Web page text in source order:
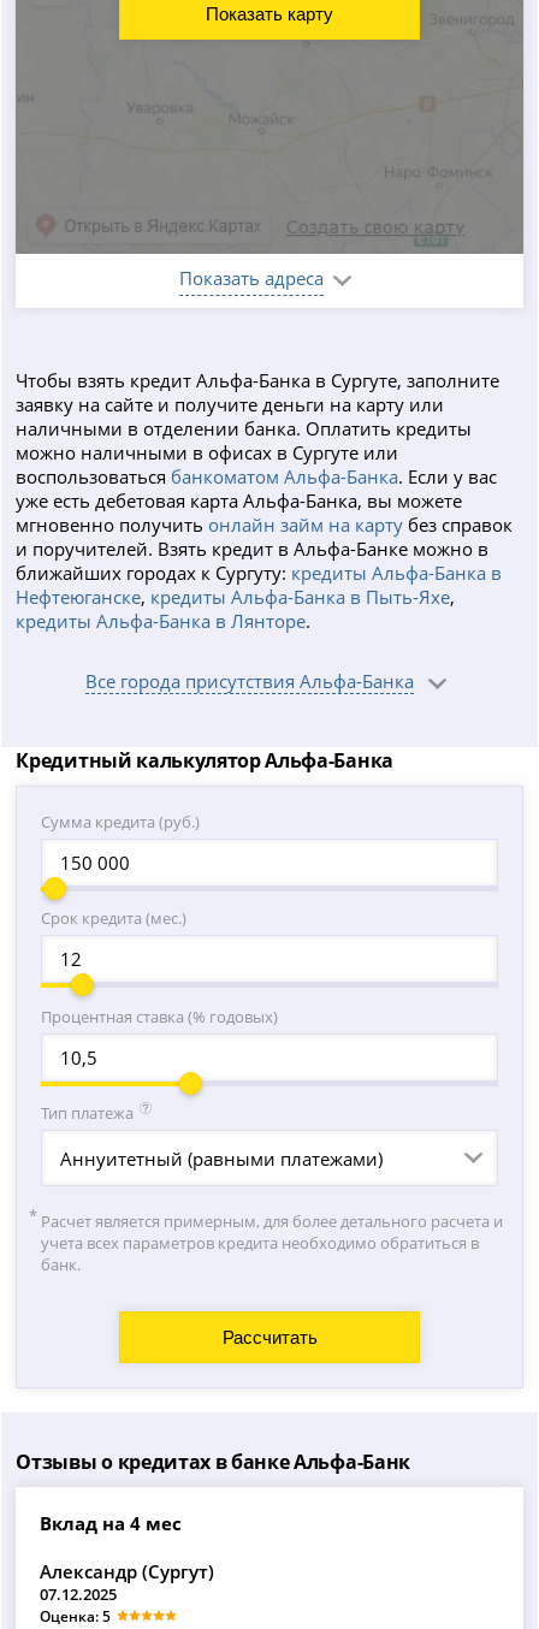
Показать адреса
Показать карту
Чтобы взять кредит Альфа-Банка в Сургуте, заполните
заявку на сайте и получите деньги на карту или
наличными в отделении банка. Оплатить кредиты
можно наличными в офисах в Сургуте или
воспользоваться банкоматом Альфа-Банка. Если у вас
уже есть дебетовая карта Альфа-Банка, вы можете
мгновенно получить онлайн займ на карту без справок
и поручителей. Взять кредит в Альфа-Банке можно в
ближайших городах к Сургуту: кредиты Альфа-Банка в
Нефтеюганске, кредиты Альфа-Банка в Пыть-Яхе,
кредиты Альфа-Банка в Лянторе.
Все города присутствия Альфа-Банка
Кредитный калькулятор Альфа-Банка
Сумма кредита (руб.)
Срок кредита (мес.)
Процентная ставка (% годовых)
Тип платежа
Аннуитетный (равными платежами)
Расчет является примерным, для более детального расчета и
учета всех параметров кредита необходимо обратиться в
банк.
Отзывы о кредитах в банке Альфа-Банк
Вклад на 4 мес
Александр (Сургут)
07.12.2025
Оценка: 5